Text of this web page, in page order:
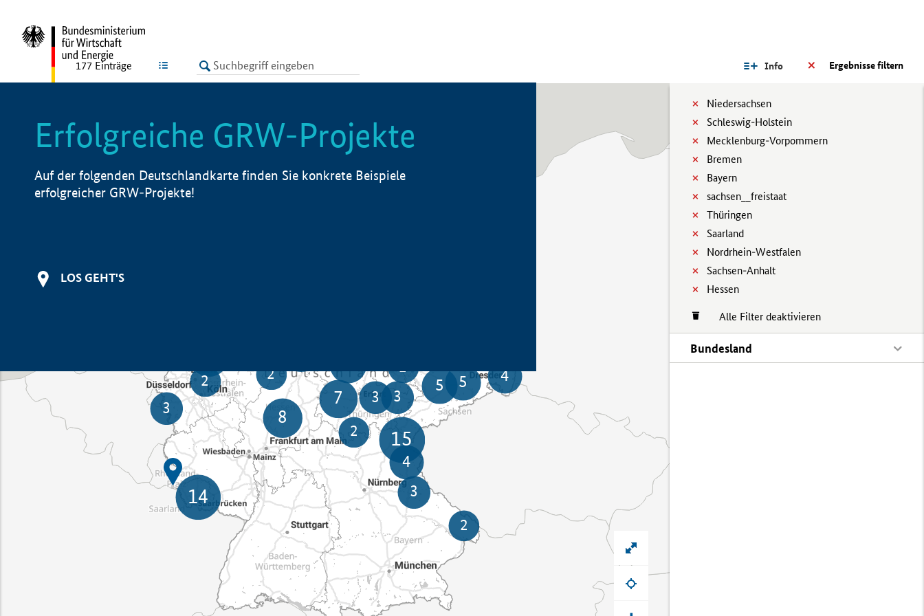
LISTE Ergebnisse filtern
Info
Niedersachsen
Schleswig-Holstein
Mecklenburg-Vorpommern
Bremen
Bayern
sachsen__freistaat
Thüringen
Saarland
Nordrhein-Westfalen
Sachsen-Anhalt
Hessen
Alle Filter deaktivieren
Bundesland
177 Einträge
Erfolgreiche GRW-Projekte
Auf der folgenden Deutschlandkarte finden Sie konkrete Beispiele
erfolgreicher GRW-Projekte!
LOS GEHT'S